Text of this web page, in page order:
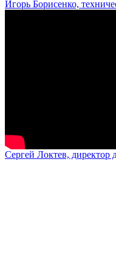
Игорь Борисенко,
Сергей Локтев, директор